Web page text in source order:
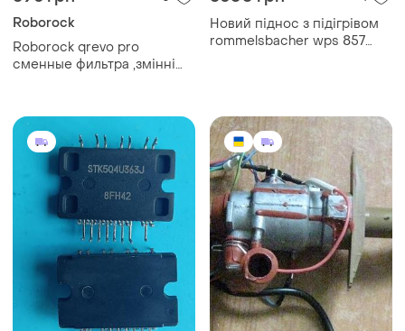
Roborock
Roborock qrevo pro
сменные фильтра ,змінні
Новий піднос з підігрівом
rommelsbacher wps 857